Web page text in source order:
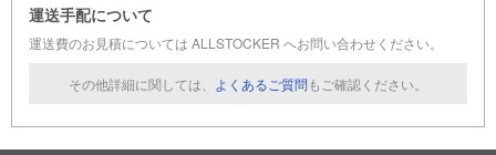
運送手配について
運送費のお見積については ALLSTOCKER へお問い合わせください。
その他詳細に関しては、 よくあるご質問もご確認ください。